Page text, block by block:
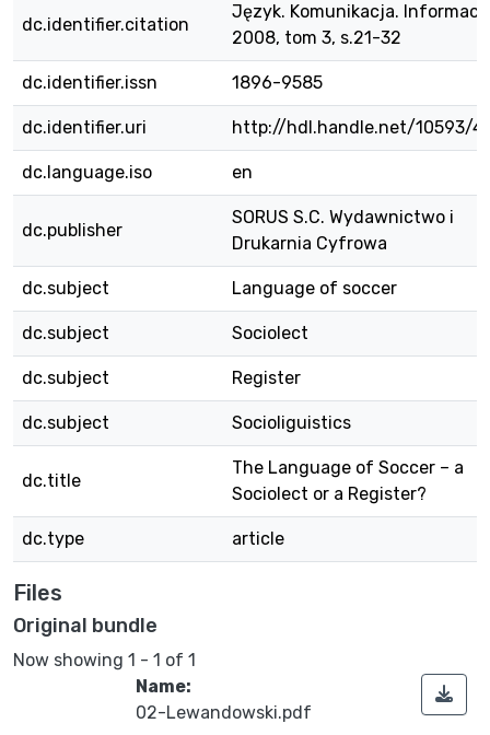
dc.identifier.citation
Język. Komunikacja.
2008, tom 3, s.21-32
dc.identifier.issn 1896-9585
dc.identifier.uri http://hdl.handle.net/10593/
dc.language.iso en
dc.publisher
SORUS S.C. Wydawnictwo i
Drukarnia Cyfrowa
dc.subject Language of soccer
dc.subject Sociolect
dc.subject Register
dc.subject Socioliguistics
dc.title
The Language of Soccer – a
Sociolect or a Register?
dc.type article
Files
Original bundle
Now showing 1 - 1 of 1
Name:
02-Lewandowski.pdf